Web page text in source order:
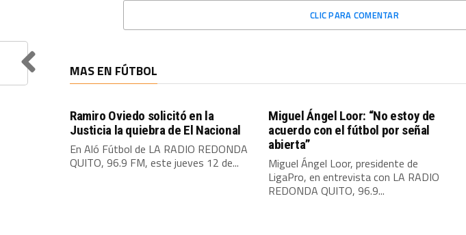
CLIC PARA COMENTAR
MAS EN FÚTBOL
Ramiro Oviedo solicitó en la
Justicia la quiebra de El Nacional
En Aló Fútbol de LA RADIO REDONDA
QUITO, 96.9 FM, este jueves 12 de...
Miguel Ángel Loor: “No estoy de
acuerdo con el fútbol por señal
abierta”
Miguel Ángel Loor, presidente de
LigaPro, en entrevista con LA RADIO
REDONDA QUITO, 96.9...